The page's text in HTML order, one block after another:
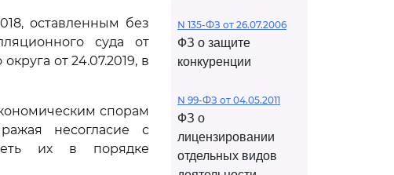
оставленным без
суда от
от 24.07.2019, в
спорам
несогласие с
их в порядке
N 135-ФЗ от 26.07.2006
ФЗ о защите
конкуренции
N 99-ФЗ от 04.05.2011
ФЗ о
лицензировании
отдельных видов